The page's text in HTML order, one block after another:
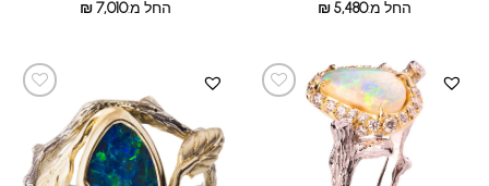
החל מ: ₪5,480
החל מ:
₪7,010